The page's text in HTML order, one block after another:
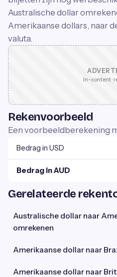
Australische dollar
Amerikaanse dollars, naar
valuta.
In-content ·
Rekenvoorbeeld
Een voorbeeldberekening
Bedrag in USD
Bedrag in AUD
Gerelateerde
Australische dollar naar
omrekenen
Amerikaanse dollar naar
Amerikaanse dollar naar